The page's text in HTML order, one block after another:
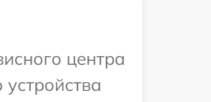
центра